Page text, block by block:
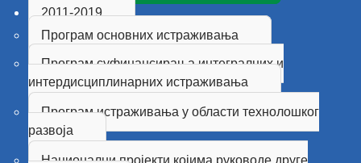
2011-2019
Програм основних истраживања
Програм суфинансирања интегралних и
интердисциплинарних истраживања
Програм истраживања у области технолошког
развоја
Национални пројекти којима руководе друге